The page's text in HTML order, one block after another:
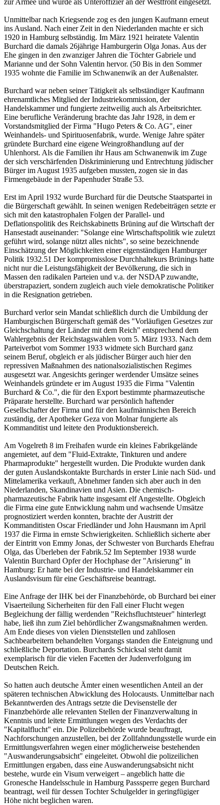
Unmittelbar nach Kriegsende zog es den jungen Kaufmann erneut
ins Ausland. Nach einer Zeit in den Niederlanden machte er sich
1920 in Hamburg selbständig. Im März 1921 heiratete Valentin
Burchard die damals 26jährige Hamburgerin Olga Jonas. Aus der
Ehe gingen in den zwanziger Jahren die Töchter Gabriele und
Marianne und der Sohn Valentin hervor. (50 Bis in den Sommer
1935 wohnte die Familie im Schwanenwik an der Außenalster.
Burchard war neben seiner Tätigkeit als selbständiger Kaufmann
ehrenamtliches Mitglied der Industriekommission, der
Handelskammer und fungierte zeitweilig auch als Arbeitsrichter.
Eine berufliche Veränderung brachte das Jahr 1928, in dem er
Vorstandsmitglied der Firma "Hugo Peters & Co. AG", einer
Weinhandels- und Spirituosenfabrik, wurde. Wenige Jahre später
gründete Burchard eine eigene Weingroßhandlung auf der
Uhlenhorst. Als die Familien ihr Haus am Schwanenwik im Zuge
der sich verschärfenden Diskriminierung und Entrechtung jüdischer
Bürger im August 1935 aufgeben mussten, zogen sie in das
Firmengebäude in der Papenhuder Straße 53.
Erst im April 1932 wurde Burchard für die Deutsche Staatspartei in
die Bürgerschaft gewählt. In seinen wenigen Redebeiträgen setzte er
sich mit den katastrophalen Folgen der Parallel- und
Deflationspolitik des Reichskabinetts Brüning auf die Wirtschaft der
Hansestadt auseinander: "Solange eine Wirtschaftspolitik wie zuletzt
geführt wird, solange nützt alles nichts", so seine bezeichnende
Einschätzung der Möglichkeiten einer eigenständigen Hamburger
Politik 1932.51 Der kompromisslose Durchhaltekurs Brünings hatte
nicht nur die Leistungsfähigkeit der Bevölkerung, die sich in
Massen den radikalen Parteien und v.a. der NSDAP zuwandte,
überstrapaziert, sondern zugleich auch viele demokratische Politiker
in die Resignation getrieben.
Burchard verlor sein Mandat schließlich durch die Umbildung der
Hamburgischen Bürgerschaft gemäß des "Vorläufigen Gesetzes zur
Gleichschaltung der Länder mit dem Reich" entsprechend dem
Wahlergebnis der Reichstagswahlen vom 5. März 1933. Nach dem
Parteiverbot vom Sommer 1933 widmete sich Burchard ganz
seinem Beruf, obgleich er als jüdischer Bürger auch hier den
repressiven Maßnahmen des nationalsozialistischen Regimes
ausgesetzt war. Angesichts geringer werdender Umsätze seines
Weinhandels gründete er im August 1935 die Firma "Valentin
Burchard & Co.", die für den Export bestimmte pharmazeutische
Präparate herstellte. Burchard war persönlich haftender
Gesellschafter der Firma und für den kaufmännischen Bereich
zuständig, der Apotheker Geza von Molnar fungierte als
Kommanditist und leitete den Produktionsbereich.
Am Vogelreth 8 im Freihafen wurde ein kleines Fabrikgelände
angemietet, auf dem "Fluid-Extrakte, Tinkturen und andere
Pharmaprodukte" hergestellt wurden. Die Produkte wurden dank
der guten Auslandskontakte Burchards in erster Linie nach Süd- und
Mittelamerika verkauft, Abnehmer fanden sich aber auch in den
Niederlanden, Skandinavien und Asien. Die chemisch-
pharmazeutische Fabrik hatte insgesamt elf Angestellte. Obgleich
die Firma eine gute Entwicklung nahm und wachsende Umsätze
prognostiziert werden konnten, brachte der Austritt der
Kommanditisten Oscar Friedländer und John Hausmann im April
1937 die Firma in ernste Schwierigkeiten. Schließlich sicherte aber
der Eintritt von Emmy Jonas, der Schwester von Burchards Ehefrau
Olga, das Überleben der Fabrik.52 Im September 1938 wurde
Valentin Burchard Opfer der Hochphase der "Arisierung" in
Hamburg: Er hatte bei der Industrie- und Handelskammer ein
Auslandsvisum für eine Geschäftsreise beantragt.
Eine Anfrage der IHK bei der Finanzbehörde, ob Burchard bei einer
Visaerteilung Sicherheiten für den Fall einer Flucht wegen
Begleichung der fällig werdenden "Reichsfluchtsteuer" hinterlegt
habe, ließ ihn zum Ziel behördlicher Zwangsmaßnahmen werden.
Am Ende dieses von vielen Dienststellen und zahllosen
Sachbearbeitern behandelten Vorgangs standen die Enteignung und
schließliche Deportation. Burchards Schicksal steht damit
exemplarisch für die vielen Facetten der Judenverfolgung im
Deutschen Reich.
So hatten auch deutsche Ämter einen wesentlichen Anteil an der
späteren technischen Abwicklung des Holocausts. Unmittelbar nach
Bekanntwerden des Antrags setzte die Devisenstelle der
Finanzbehörde alle relevanten Stellen der Finanzverwaltung in
Kenntnis und leitete Ermittlungen wegen des Verdachts der
"Kapitalflucht" ein. Die Polizeibehörde wurde beauftragt,
Nachforschungen anzustellen, bei der Zollfahndungsstelle wurde ein
Ermittlungsverfahren wegen einer möglicherweise bestehenden
"Auswanderungsabsicht" eingeleitet. Obwohl die polizeilichen
Ermittlungen ergaben, dass eine Auswanderungsabsicht nicht
bestehe, wurde ein Visum verweigert – angeblich hatte die
Gronesche Handelsschule in Hamburg Passsperre gegen Burchard
beantragt, weil für dessen Tochter Schulgelder in geringfügiger
Höhe nicht beglichen waren.